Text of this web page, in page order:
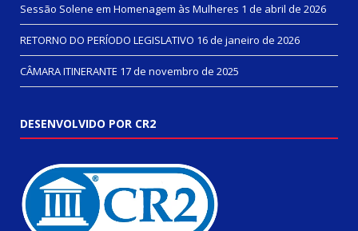
Sessão Solene em Homenagem às Mulheres 1 de abril de 2026
RETORNO DO PERÍODO LEGISLATIVO 16 de janeiro de 2026
CÂMARA ITINERANTE 17 de novembro de 2025
DESENVOLVIDO POR CR2